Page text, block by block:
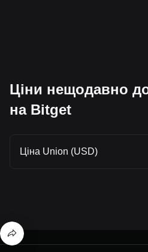
Ціни нещодавно
на Bitget
Ціна Union (USD)